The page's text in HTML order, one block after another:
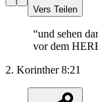
Vers Teilen
“und sehen
vor dem
2. Korinther 8:21